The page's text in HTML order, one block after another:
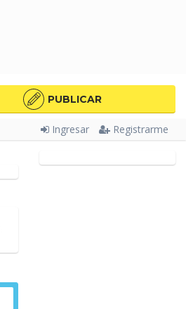
PUBLICAR
Ingresar Registrarme